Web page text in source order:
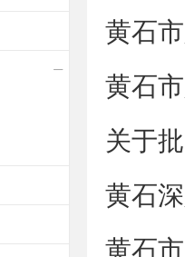
黄石
黄石
关于
黄石
黄石